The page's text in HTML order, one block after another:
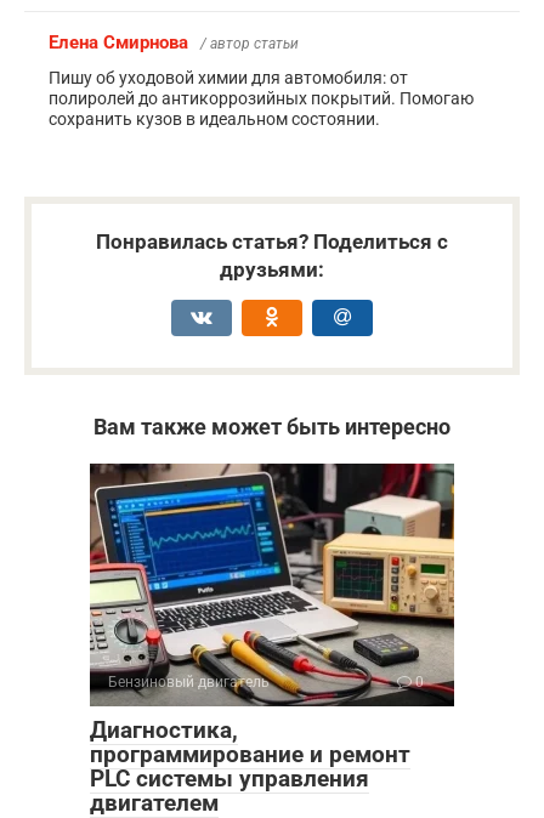
Елена Смирнова / автор статьи
Пишу об уходовой химии для автомобиля: от
полиролей до антикоррозийных покрытий. Помогаю
сохранить кузов в идеальном состоянии.
Понравилась статья? Поделиться с
друзьями:
Вам также может быть интересно
Бензиновый двигатель 0
Диагностика,
программирование и ремонт
PLC системы управления
двигателем